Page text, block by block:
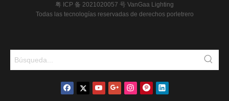
粤 ICP 备 2021020057 号 VanGaa Lighting
Todas las tecnologías reservadas de derechos porletrero